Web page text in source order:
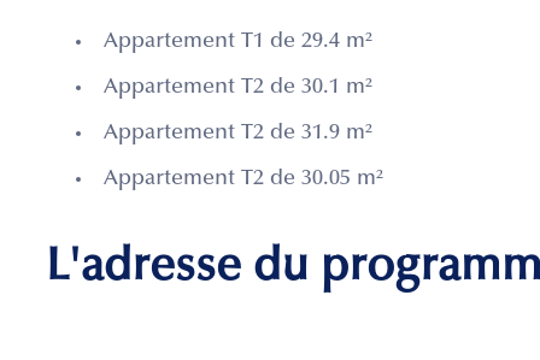
Appartement T1 de 29.4 m²
Appartement T2 de 30.1 m²
Appartement T2 de 31.9 m²
Appartement T2 de 30.05 m²
L'adresse du